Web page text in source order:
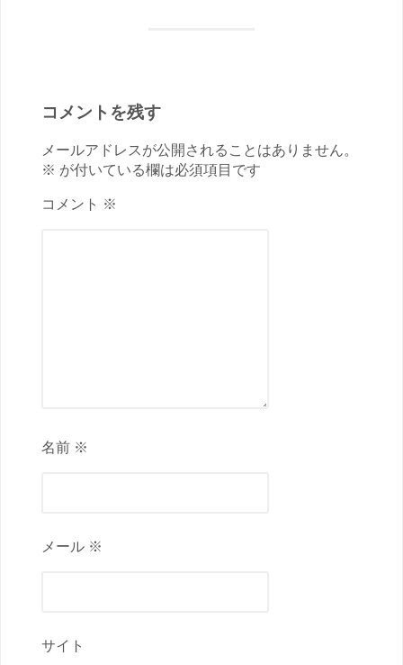
コメントを残す
メールアドレスが公開されることはありません。
※ が付いている欄は必須項目です
コメント ※
名前 ※
メール ※
サイト